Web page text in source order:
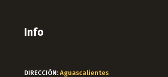
Info
DIRECCIÓN: Aguascalientes